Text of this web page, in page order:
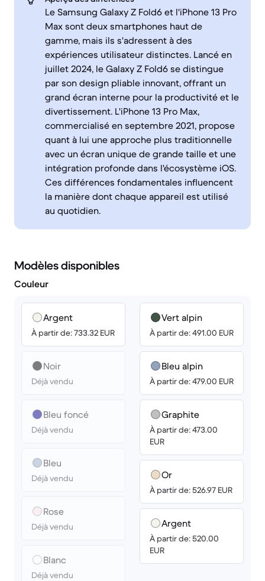
Le Samsung Galaxy Z Fold6 et l'iPhone 13 Pro
Max sont deux smartphones haut de
gamme, mais ils s'adressent à des
expériences utilisateur distinctes. Lancé en
juillet 2024, le Galaxy Z Fold6 se distingue
par son design pliable innovant, offrant un
grand écran interne pour la productivité et le
divertissement. L'iPhone 13 Pro Max,
commercialisé en septembre 2021, propose
quant à lui une approche plus traditionnelle
avec un écran unique de grande taille et une
intégration profonde dans l'écosystème iOS.
Ces différences fondamentales influencent
la manière dont chaque appareil est utilisé
au quotidien.
Modèles disponibles
Couleur
Argent
À partir de: 733.32 EUR
Noir
Déjà vendu
Bleu foncé
Déjà vendu
Bleu
Déjà vendu
Rose
Déjà vendu
Blanc
Déjà vendu
Vert alpin
À partir de: 491.00 EUR
Bleu alpin
À partir de: 479.00 EUR
Graphite
À partir de: 473.00
EUR
Or
À partir de: 526.97 EUR
Argent
À partir de: 520.00
EUR